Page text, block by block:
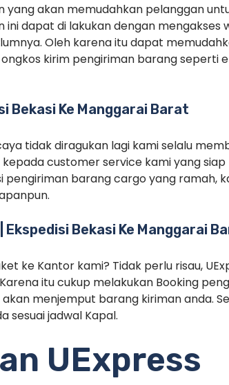
yang akan memudahkan pelanggan
dapat di lakukan dengan mengakses
Oleh karena itu dapat
kirim pengiriman barang seperti
Bekasi Ke Manggarai Barat
tidak diragukan lagi kami selalu
customer service kami yang siap
pengiriman barang cargo yang ramah,
| Ekspedisi Bekasi Ke Manggarai
ke Kantor kami? Tidak perlu risau,
itu cukup melakukan Booking
menjemput barang kiriman anda.
sesuai jadwal Kapal.
UExpress